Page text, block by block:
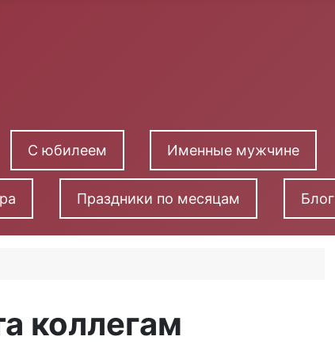
С юбилеем Именные мужчине
Праздники по месяцам Блог
коллегам